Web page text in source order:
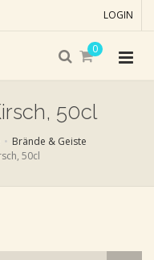
LOGIN
0
50cl
Brände & Geiste
50cl